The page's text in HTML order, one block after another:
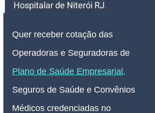
Hospitalar de Niterói RJ.
Quer receber cotação das
Operadoras e Seguradoras de
Plano de Saúde Empresarial ,
Seguros de Saúde e Convênios
Médicos credenciadas no